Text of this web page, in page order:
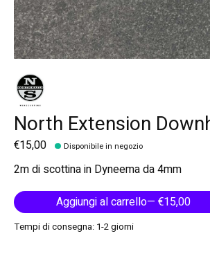
North Extension
€15,00 Disponibile in negozio
2m di scottina in Dyneema da 4mm
Aggiungi al carrello
— €15,00
Tempi di consegna: 1-2 giorni